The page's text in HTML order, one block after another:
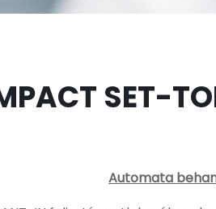
SET-
Automata